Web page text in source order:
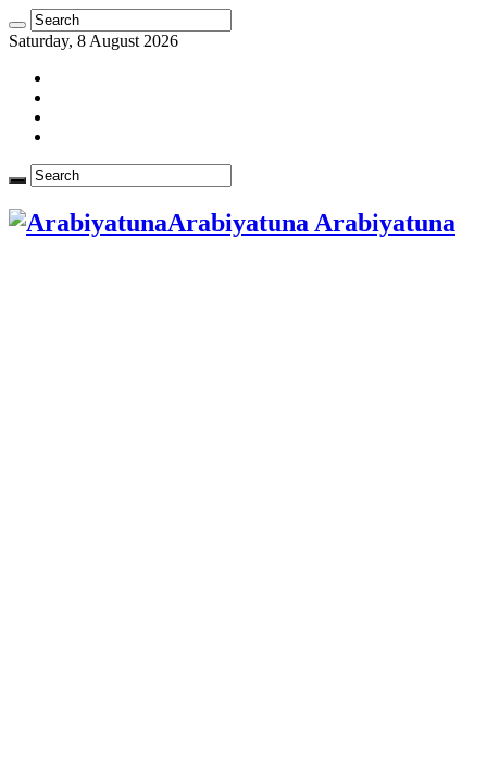
Saturday, 8 August 2026
Arabiyatuna Arabiyatuna